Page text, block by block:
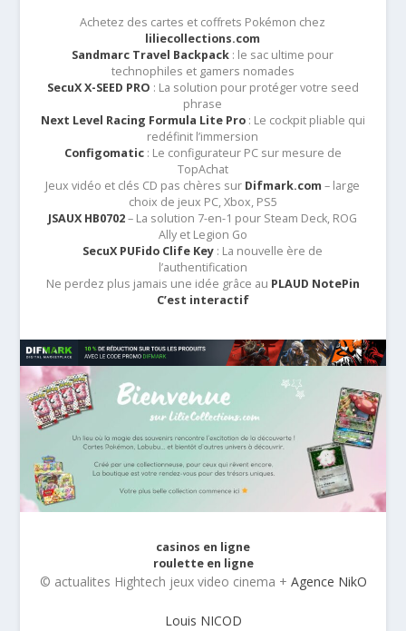
Achetez des cartes et coffrets Pokémon chez
liliecollections.com
Sandmarc Travel Backpack : le sac ultime pour
technophiles et gamers nomades
SecuX X-SEED PRO : La solution pour protéger votre seed
phrase
Next Level Racing Formula Lite Pro: Le cockpit pliable qui
redéfinit l’immersion
Configomatic: Le configurateur PC sur mesure de
TopAchat
Jeux vidéo et clés CD pas chères sur Difmark.com – large
choix de jeux PC, Xbox, PS5
JSAUX HB0702– La solution 7-en-1 pour Steam Deck, ROG
Ally et Legion Go
SecuX PUFido Clife Key : La nouvelle ère de
l’authentification
Ne perdez plus jamais une idée grâce au PLAUD NotePin
C’est interactif
casinos en ligne
roulette en ligne
© actualites Hightech jeux video cinema + Agence NikO
Louis NICOD